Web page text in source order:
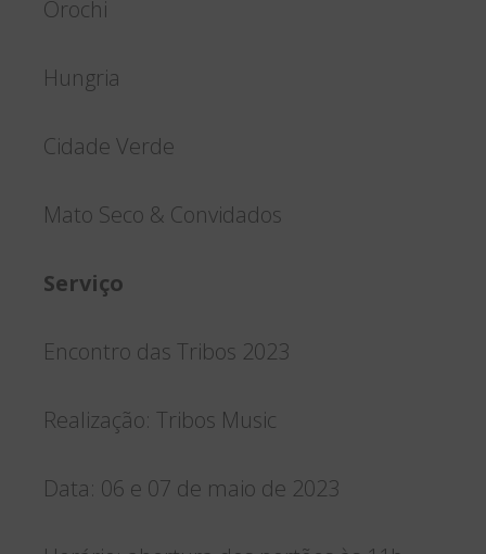
Orochi
Hungria
Cidade Verde
Mato Seco & Convidados
Serviço
Encontro das Tribos 2023
Realização: Tribos Music
Data: 06 e 07 de maio de 2023